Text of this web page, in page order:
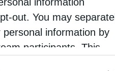
out. You may
information by
participants. This
δεν τον θέλω,
όλο ήταν του πει­